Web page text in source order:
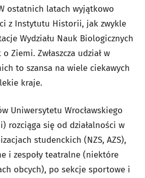
ostatnich latach wyjątkowo
z Instytutu Historii, jak zwykle
Wydziału Nauk Biologicznych
Ziemi. Zwłaszcza udział w
to szansa na wiele ciekawych
kraje.
Uniwersytetu Wrocławskiego
rozciąga się od działalności w
studenckich (NZS, AZS),
i zespoły teatralne (niektóre
obcych), po sekcje sportowe i